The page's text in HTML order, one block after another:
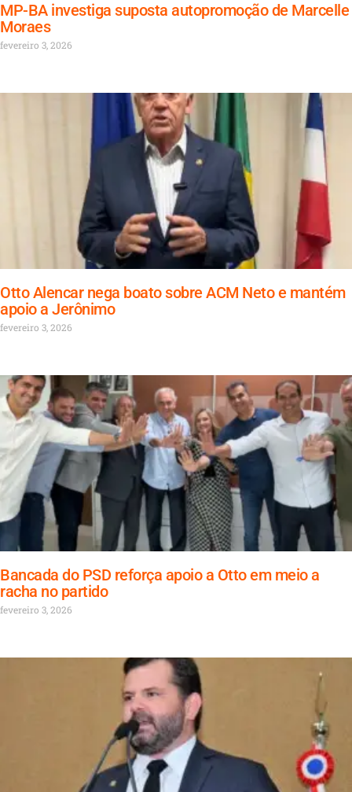
MP-BA investiga suposta autopromoção de Marcelle
Moraes
fevereiro 3, 2026
Otto Alencar nega boato sobre ACM Neto e mantém
apoio a Jerônimo
fevereiro 3, 2026
Bancada do PSD reforça apoio a Otto em meio a
racha no partido
fevereiro 3, 2026